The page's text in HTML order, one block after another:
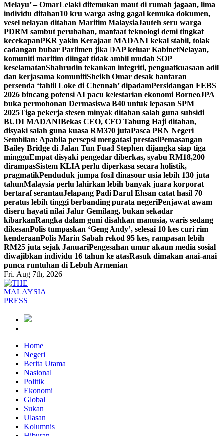
Melayu’ – OmarLelaki ditemukan maut di rumah jagaan, lima
individu ditahan10 kru warga asing gagal kemuka dokumen,
vesel nelayan ditahan Maritim MalaysiaJauteh seru warga
PDRM sambut perubahan, manfaat teknologi demi tingkat
kecekapanPKR yakin Kerajaan MADANI kekal stabil, tolak
cadangan bubar Parlimen jika DAP keluar KabinetNelayan,
komuniti maritim diingat tidak ambil mudah SOP
keselamatanShahrudin tekankan integriti, penguatkuasaan adil
dan kerjasama komunitiSheikh Omar desak hantaran
persenda ‘tahlil Loke di Chennah’ dipadamPersidangan FEBS
2026 bincang potensi AI pacu kelestarian ekonomi BorneoJPA
buka permohonan Dermasiswa B40 untuk lepasan SPM
2025Tiga pekerja stesen minyak ditahan salah guna subsidi
BUDI MADANIBekas CEO, CFO Tabung Haji ditahan,
disyaki salah guna kuasa RM370 jutaPasca PRN Negeri
Sembilan: Apabila persepsi mengatasi prestasiPemasangan
Bailey Bridge di Jalan Tun Fuad Stephen dijangka siap tiga
mingguEmpat disyaki pengedar diberkas, syabu RM18,200
dirampasSistem KLIA perlu diperkasa secara holistik,
pragmatikPenduduk jumpa fosil dinasour usia lebih 130 juta
tahunMalaysia perlu lahirkan lebih banyak juara korporat
bertaraf serantauJelapang Padi Darul Ehsan catat hasil 70
peratus lebih tinggi berbanding purata negeriPenjawat awam
diseru hayati nilai Jalur Gemilang, bukan sekadar
kibarkanRangka dalam guni disahkan manusia, waris sedang
dikesanPolis tumpaskan ‘Geng Andy’, selesai 10 kes curi rim
kenderaanPolis Marin Sabah rekod 95 kes, rampasan lebih
RM25 juta sejak JanuariPengesahan umur akaun media sosial
diwajibkan individu 16 tahun ke atasRasuk dimakan anai-anai
punca runtuhan di Lebuh Armenian
Fri. Aug 7th, 2026
Home
Negeri
Berita Utama
Nasional
Politik
Ekonomi
Global
Sukan
Ulasan
Kolumnis